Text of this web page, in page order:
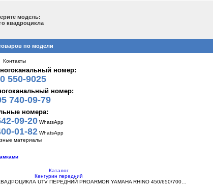
модель:
квадроцикла
по модели
Контакты
номер:
550-9025
номер:
740-09-79
номера:
09-20 WhatsApp
01-82 WhatsApp
материалы
Каталог
Кенгурин передний
UTV ПЕРЕДНИЙ PROARMOR YAMAHA RHINO 450/650/700…